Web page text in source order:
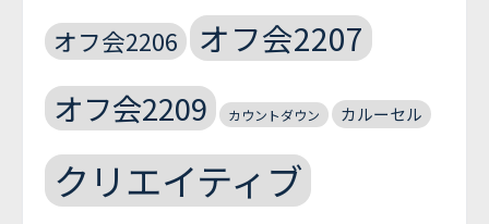
オフ会2206 オフ会2207
オフ会2209 カウントダウン カルーセル
クリエイティブ